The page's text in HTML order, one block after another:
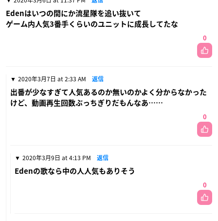
Edenはいつの間にか流星隊を追い抜いて
ゲーム内人気3番手くらいのユニットに成長してたな
0
2020年3月7日 at 2:33 AM 返信
出番が少なすぎて人気あるのか無いのかよく分からなかった
けど、動画再生回数ぶっちぎりだもんなあ……
0
2020年3月9日 at 4:13 PM 返信
Edenの歌なら中の人人気もありそう
0